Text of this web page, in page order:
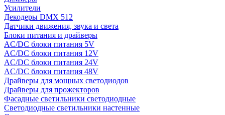
Усилители
Декодеры DMX 512
Датчики движения, звука и света
Блоки питания и драйверы
AC/DC блоки питания 5V
AC/DC блоки питания 12V
AC/DC блоки питания 24V
AC/DC блоки питания 48V
Драйверы для мощных светодиодов
Драйверы для прожекторов
Фасадные светильники светодиодные
Светодиодные светильники настенные